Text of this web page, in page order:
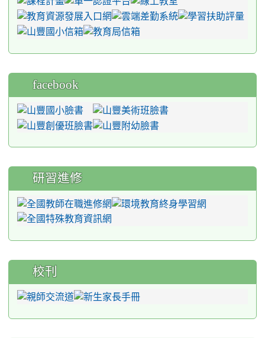
facebook
研習進修
校刊